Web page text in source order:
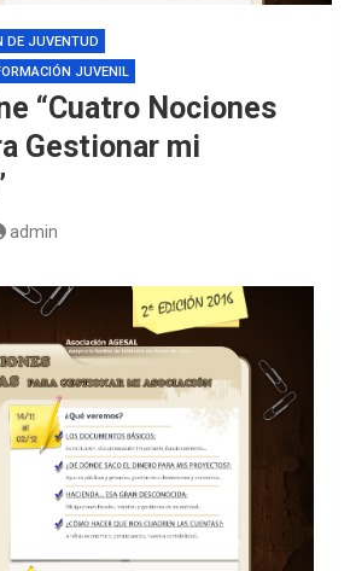
DE JUVENTUD
JUVENIL
“Cuatro Nociones
Gestionar mi
admin